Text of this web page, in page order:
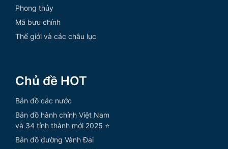
Phong thủy
Mã bưu chính
Thế giới và các châu lục
Chủ đề HOT
Bản đồ các nước
Bản đồ hành chính Việt Nam
và 34 tỉnh thành mới 2025 ⭐
Bản đồ đường Vành Đai